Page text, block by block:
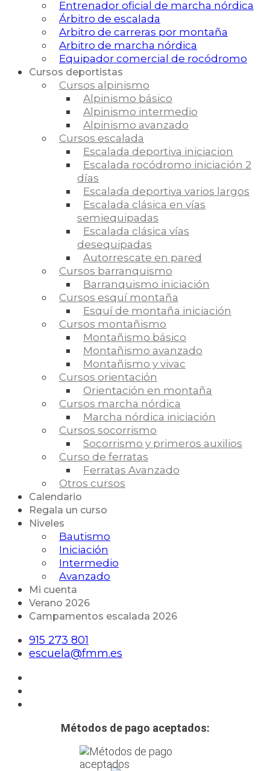
Entrenador oficial de marcha nórdica
Árbitro de escalada
Arbitro de carreras por montaña
Arbitro de marcha nórdica
Equipador comercial de rocódromo
Cursos deportistas
Cursos alpinismo
Alpinismo básico
Alpinismo intermedio
Alpinismo avanzado
Cursos escalada
Escalada deportiva iniciacion
Escalada rocódromo iniciación 2
días
Escalada deportiva varios largos
Escalada clásica en vías
semiequipadas
Escalada clásica vías
desequipadas
Autorrescate en pared
Cursos barranquismo
Barranquismo iniciación
Cursos esquí montaña
Esquí de montaña iniciación
Cursos montañismo
Montañismo básico
Montañismo avanzado
Montañismo y vivac
Cursos orientación
Orientación en montaña
Cursos marcha nórdica
Marcha nórdica iniciación
Cursos socorrismo
Socorrismo y primeros auxilios
Curso de ferratas
Ferratas Avanzado
Otros cursos
Calendario
Regala un curso
Niveles
Bautismo
Iniciación
Intermedio
Avanzado
Mi cuenta
Verano 2026
Campamentos escalada 2026
915 273 801
escuela@fmm.es
Métodos de pago aceptados: